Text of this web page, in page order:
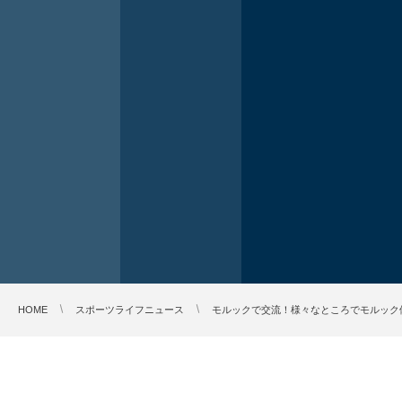
HOME スポーツライフニュース モルックで交流！様々なところでモルック